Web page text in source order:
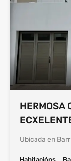
HERMOSA
Ubicada en
Habitacións